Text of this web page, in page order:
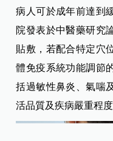
病人可於成年前達到
院發表於中醫藥研究
貼敷，若配合特定穴
體免疫系統功能調節
括過敏性鼻炎、氣喘
活品質及疾病嚴重程